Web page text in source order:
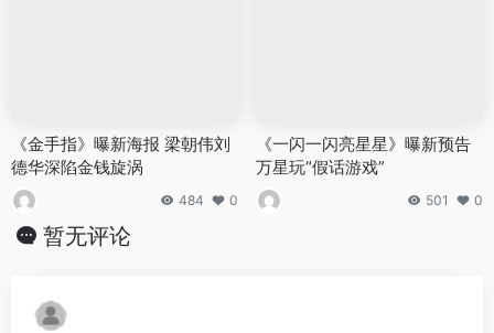
《金手指》曝新海报 梁朝伟刘
德华深陷金钱旋涡
484 0
《一闪一闪亮星星》曝新预告
万星玩“假话游戏”
501 0
暂无评论